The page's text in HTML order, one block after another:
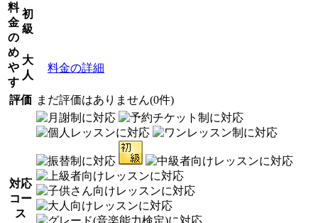
料
金
の
め
や
す
初
級
大
人
料金の詳細
評価 まだ評価はありません(0件)
対応
コー
ス